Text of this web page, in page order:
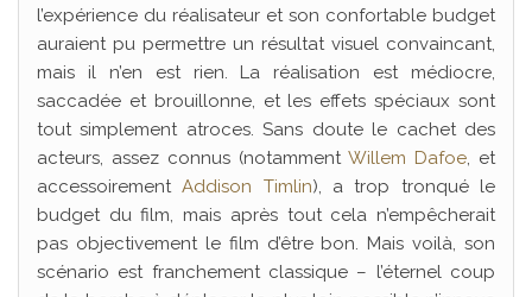
l’expérience du réalisateur et son confortable budget
auraient pu permettre un résultat visuel convaincant,
mais il n’en est rien. La réalisation est médiocre,
saccadée et brouillonne, et les effets spéciaux sont
tout simplement atroces. Sans doute le cachet des
acteurs, assez connus (notamment Willem Dafoe, et
accessoirementAddison Timlin), a trop tronqué le
budget du film, mais après tout cela n’empêcherait
pas objectivement le film d’être bon. Mais voilà, son
scénario est franchement classique – l’éternel coup